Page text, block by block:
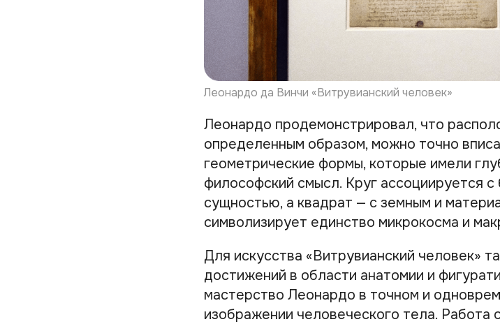
Леонардо да Винчи «Витрувианский человек»
Леонардо продемонстрировал, что
определенным образом, можно точно
геометрические формы, которые имели
философский смысл. Круг ассоциируется
сущностью, а квадрат — с земным и
символизирует единство микрокосма и
Для искусства «Витрувианский человек»
достижений в области анатомии и
мастерство Леонардо в точном и
изображении человеческого тела. Работа